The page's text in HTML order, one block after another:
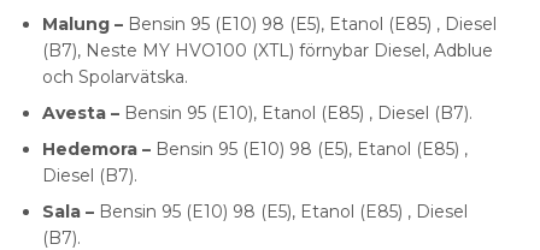
Malung – Bensin 95 (E10) 98 (E5), Etanol (E85) , Diesel
(B7), Neste MY HVO100 (XTL) förnybar Diesel, Adblue
och Spolarvätska.
Avesta – Bensin 95 (E10), Etanol (E85) , Diesel (B7).
Hedemora – Bensin 95 (E10) 98 (E5), Etanol (E85) ,
Diesel (B7).
Sala – Bensin 95 (E10) 98 (E5), Etanol (E85) , Diesel
(B7).